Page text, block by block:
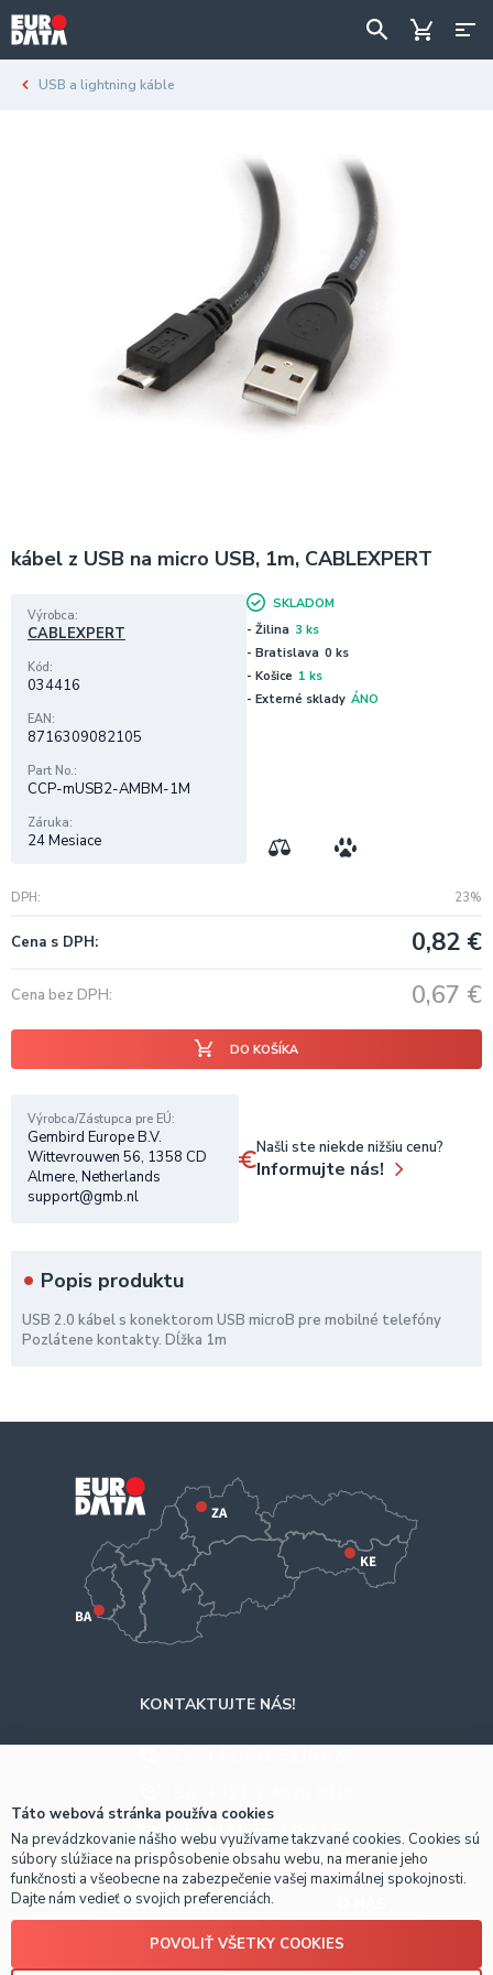
USB a lightning káble
kábel z USB na micro USB, 1m, CABLEXPERT
DPH 23%
Cena s DPH 0,82 €
Cena bez DPH 0,67 €
DO KOŠÍKA
Výrobca
CABLEXPERT
Kód
034416
EAN
8716309082105
Part No.
CCP-mUSB2-AMBM-1M
Záruka
24 Mesiace
SKLADOM
- Žilina 3 ks
- Bratislava 0 ks
- Košice 1 ks
- Externé sklady ÁNO
Výrobca/Zástupca pre EÚ
Gembird Europe B.V.
Wittevrouwen 56, 1358 CD
Almere, Netherlands
support@gmb.nl
Našli ste niekde nižšiu cenu?
Informujte nás!
Popis produktu
USB 2.0 kábel s konektorom USB microB pre mobilné telefóny
Pozlátene kontakty. Dĺžka 1m
KONTAKTUJTE NÁS!
KE +421-55-7289 653
OBCHODNÉ INFO
Prečo nakúpiť u nás?
Táto webová stránka používa cookies
Na prevádzkovanie nášho webu využívame takzvané cookies. Cookies sú
súbory slúžiace na prispôsobenie obsahu webu, na meranie jeho
funkčnosti a všeobecne na zabezpečenie vašej maximálnej spokojnosti.
Dajte nám vedieť o svojich preferenciách.
POVOLIŤ VŠETKY COOKIES